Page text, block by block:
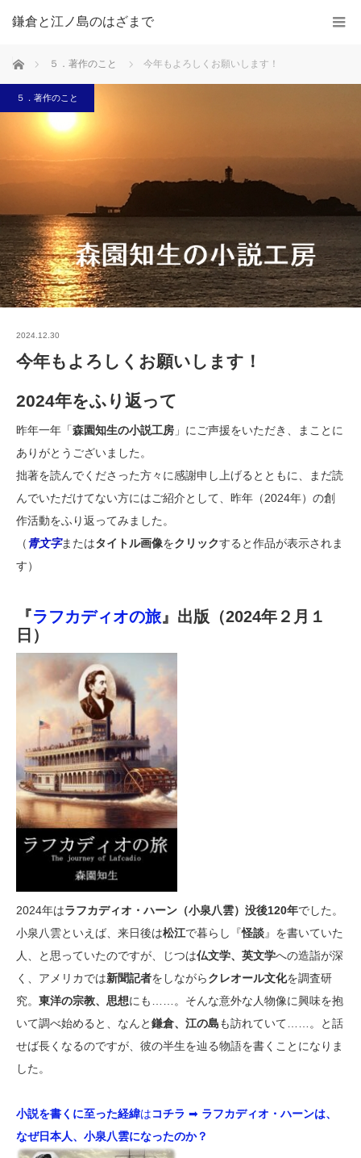
鎌倉と江ノ島のはざまで
ホーム ５．著作のこと 今年もよろしくお願いします！
５．著作のこと
2024.12.30
今年もよろしくお願いします！
2024年をふり返って
昨年一年「森園知生の小説工房 」にご声援をいただき、まことに
ありがとうございました。
拙著を読んでくださった方々に感謝申し上げるとともに、まだ読
んでいただけてない方にはご紹介として、昨年（2024年）の創
作活動をふり返ってみました。
（青文字またはタイトル画像をクリックすると作品が表示されま
す）
『ラフカディオの旅』出版（2024年２月１
日）
2024年はラフカディオ・ハーン（小泉八雲）没後120年でした。
小泉八雲といえば、来日後は松江で暮らし『怪談』を書いていた
人、と思っていたのですが、じつは仏文学、英文学への造詣が深
く、アメリカでは新聞記者をしながらクレオール文化を調査研
究。 東洋の宗教、思想にも……。そんな意外な人物像に興味を抱
いて調べ始めると、なんと鎌倉、江の島も訪れていて……。と話
せば長くなるのですが、彼の半生を辿る物語を書くことになりま
した。
小説を書くに至った経緯はコチラ ➡ ラフカディオ・ハーンは、
なぜ日本人、小泉八雲になったのか？